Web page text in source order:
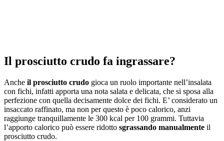
Il prosciutto crudo fa ingrassare?
Anche il prosciutto crudo gioca un ruolo importante nell’insalata
con fichi, infatti apporta una nota salata e delicata, che si sposa alla
perfezione con quella decisamente dolce dei fichi. E’ considerato un
insaccato raffinato, ma non per questo è poco calorico, anzi
raggiunge tranquillamente le 300 kcal per 100 grammi. Tuttavia
l’apporto calorico può essere ridotto sgrassando manualmente il
prosciutto crudo.